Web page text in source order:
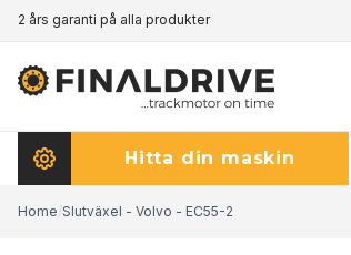
2 års garanti på alla produkterPrismatch - klicka här
Hitta din maskin
Home/Slutväxel - Volvo - EC55-2